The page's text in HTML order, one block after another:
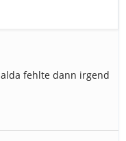
fehlte dann irgend